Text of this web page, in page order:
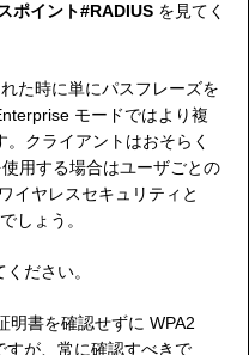
ポイント#RADIUS を見てく
た時に単にパスフレーズを
モードではより複
クライアントはおそらく
用する場合はユーザごとの
イヤレスセキュリティと
しょう。
ください。
明書を確認せずに WPA2
が、常に確認すべきで